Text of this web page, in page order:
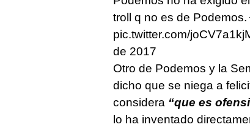
troll q no es de Podemos.
pic.twitter.com/
de 2017
Otro de Podemos y la
dicho que se niega a
considera “que es
lo ha inventado